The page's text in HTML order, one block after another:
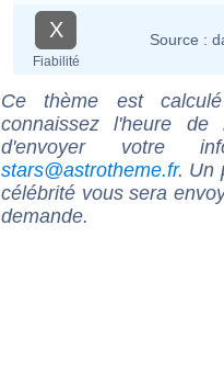
X
Fiabilité
Source :
Ce thème est
connaissez l'heure de
d'envoyer votre
stars@astrotheme.fr. Un
célébrité vous sera
demande.